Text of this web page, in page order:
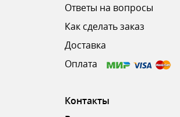
Ответы на вопросы
Как сделать заказ
Доставка
Оплата
Контакты